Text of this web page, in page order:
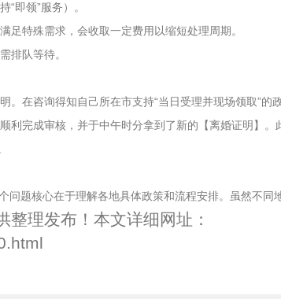
即领”服务）。
足特殊需求，会收取一定费用以缩短处理周期。
排队等待。
。在咨询得知自己所在市支持“当日受理并现场领取”的
利完成审核，并于中午时分拿到了新的【离婚证明】
问题核心在于理解各地具体政策和流程安排。虽然不同
整理发布！本文详细网址：